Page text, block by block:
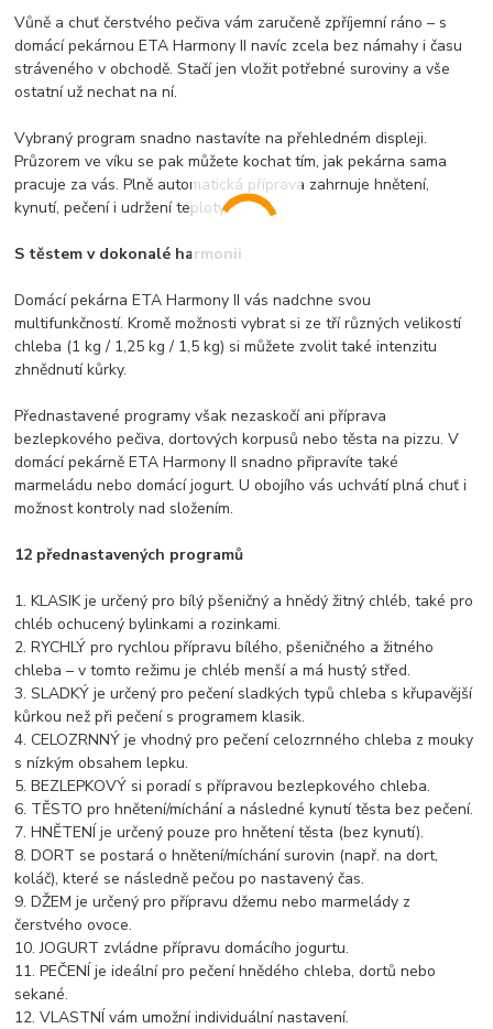
Vůně a chuť čerstvého pečiva vám zaručeně zpříjemní ráno – s
domácí pekárnou ETA Harmony II navíc zcela bez námahy i času
stráveného v obchodě. Stačí jen vložit potřebné suroviny a vše
ostatní už nechat na ní.
Vybraný program snadno nastavíte na přehledném displeji.
Průzorem ve víku se pak můžete kochat tím, jak pekárna sama
pracuje za vás. Plně automatická příprava zahrnuje hnětení,
kynutí, pečení i udržení teploty.
S těstem v dokonalé harmonii
Domácí pekárna ETA Harmony II vás nadchne svou
multifunkčností. Kromě možnosti vybrat si ze tří různých velikostí
chleba (1 kg / 1,25 kg / 1,5 kg) si můžete zvolit také intenzitu
zhnědnutí kůrky.
Přednastavené programy však nezaskočí ani příprava
bezlepkového pečiva, dortových korpusů nebo těsta na pizzu. V
domácí pekárně ETA Harmony II snadno připravíte také
marmeládu nebo domácí jogurt. U obojího vás uchvátí plná chuť i
možnost kontroly nad složením.
12 přednastavených programů
1. KLASIK je určený pro bílý pšeničný a hnědý žitný chléb, také pro
chléb ochucený bylinkami a rozinkami.
2. RYCHLÝ pro rychlou přípravu bílého, pšeničného a žitného
chleba – v tomto režimu je chléb menší a má hustý střed.
3. SLADKÝ je určený pro pečení sladkých typů chleba s křupavější
kůrkou než při pečení s programem klasik.
4. CELOZRNNÝ je vhodný pro pečení celozrnného chleba z mouky
s nízkým obsahem lepku.
5. BEZLEPKOVÝ si poradí s přípravou bezlepkového chleba.
6. TĚSTO pro hnětení/míchání a následné kynutí těsta bez pečení.
7. HNĚTENÍ je určený pouze pro hnětení těsta (bez kynutí).
8. DORT se postará o hnětení/míchání surovin (např. na dort,
koláč), které se následně pečou po nastavený čas.
9. DŽEM je určený pro přípravu džemu nebo marmelády z
čerstvého ovoce.
10. JOGURT zvládne přípravu domácího jogurtu.
11. PEČENÍ je ideální pro pečení hnědého chleba, dortů nebo
sekané.
12. VLASTNÍ vám umožní individuální nastavení.